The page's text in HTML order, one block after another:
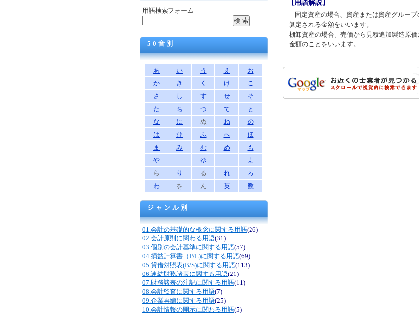
【用語解説】
固定資産の場合、資産または資産グルー
算定される金額をいいます。
棚卸資産の場合、売価から見積追加製造原
金額のことをいいます。
用語検索フォーム
50音別
あ い う え
お
か
き く け
こ
さ
し す せ
そ
た
ち つ て
と
な
に ぬ ね
の
は
ひ ふ へ
ほ
ま
み む め
も
や
ゆ
よ
ら
り る れ
ろ
わ
を ん 英 数
ジャンル別
01.会計の基礎的な概念に関する用語(26)
02.会計原則に関わる用語(31)
03.個別の会計基準に関する用語(57)
04.損益計算書（P/L)に関する用語(69)
05.貸借対照表(B/S)に関する用語(113)
06.連結財務諸表に関する用語(21)
07.財務諸表の注記に関する用語(11)
08.会計監査に関する用語(7)
09.企業再編に関する用語(25)
10.会計情報の開示に関わる用語(5)